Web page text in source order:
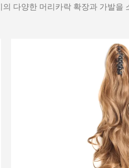
다양한 머리카락 확장과 가발을